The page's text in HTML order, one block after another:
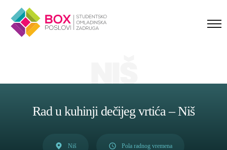
NIŠ
Rad u kuhinji dečijeg vrtića – Niš
Niš Pola radnog vremena